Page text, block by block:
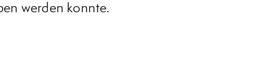
werden konnte.